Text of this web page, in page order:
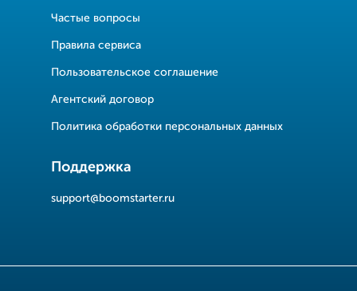
Частые вопросы
Правила сервиса
Пользовательское соглашение
Агентский договор
Политика обработки персональных данных
Поддержка
support@boomstarter.ru